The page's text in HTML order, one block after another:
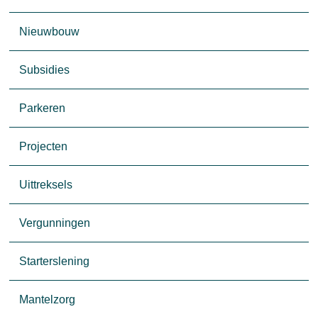
Nieuwbouw
Subsidies
Parkeren
Projecten
Uittreksels
Vergunningen
Starterslening
Mantelzorg